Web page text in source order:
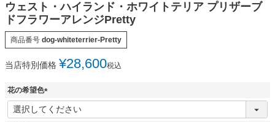
ウェスト・ハイランド・ホワイトテリア プリザーブ
ドフラワーアレンジPretty
商品番号 dog-whiteterrier-Pretty
当店特別価格 ¥28,600税込
花の希望色
(
必